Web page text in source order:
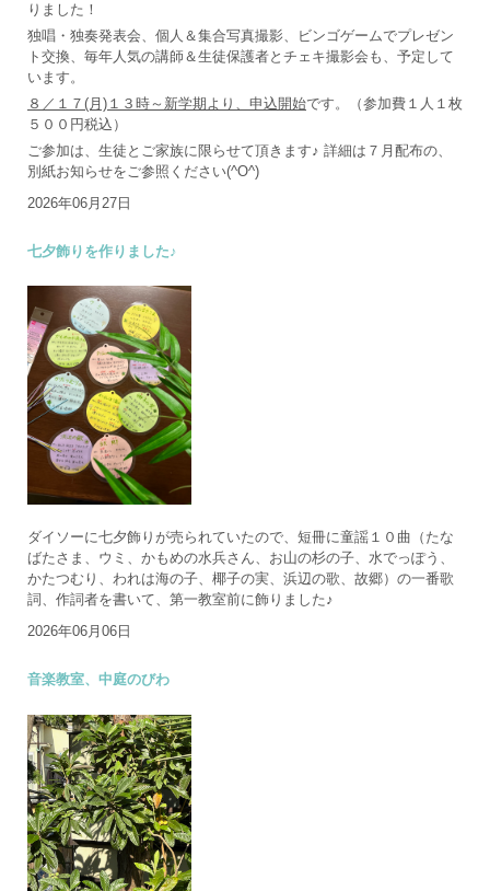
りました！
独唱・独奏発表会、個人＆集合写真撮影、ビンゴゲームでプレゼン
ト交換、毎年人気の講師＆生徒保護者とチェキ撮影会も、予定して
います。
８／１７(月)１３時～新学期より、申込開始です。（参加費１人１枚
５００円税込）
ご参加は、生徒とご家族に限らせて頂きます♪ 詳細は７月配布の、
別紙お知らせをご参照ください(^O^)
2026年06月27日
七夕飾りを作りました♪
ダイソーに七夕飾りが売られていたので、短冊に童謡１０曲（たな
ばたさま、ウミ、かもめの水兵さん、お山の杉の子、水でっぽう、
かたつむり、われは海の子、椰子の実、浜辺の歌、故郷）の一番歌
詞、作詞者を書いて、第一教室前に飾りました♪
2026年06月06日
音楽教室、中庭のびわ